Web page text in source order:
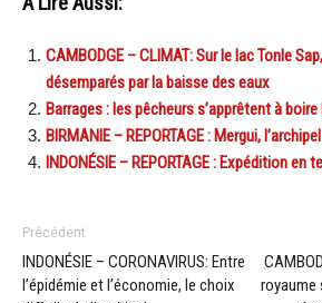
CAMBODGE – CLIMAT: Sur le lac Tonle
désemparés par la baisse des eaux
Barrages : les pêcheurs s’apprêtent à
BIRMANIE – REPORTAGE : Mergui,
INDONÉSIE – REPORTAGE : Expédition en
Précédent
INDONÉSIE – CORONAVIRUS: Entre
l’épidémie et l’économie, le choix
royaume